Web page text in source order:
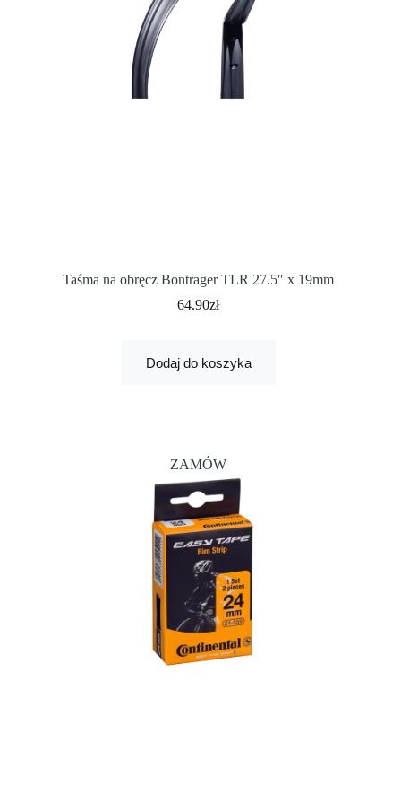
Taśma na obręcz Bontrager TLR 27.5″ x 19mm
64.90zł
Dodaj do koszyka
ZAMÓW